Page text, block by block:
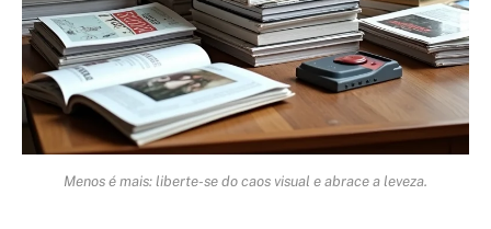
Menos é mais: liberte-se do caos visual e abrace a leveza.